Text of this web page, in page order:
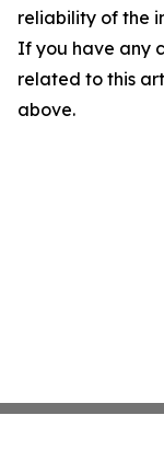
reliability of the
If you have any
related to this
above.